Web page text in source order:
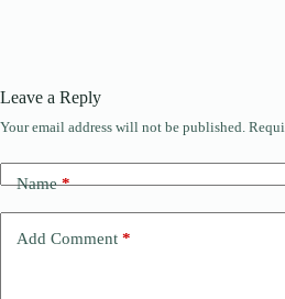
Leave a Reply
Your email address will not be published.
Name*
Add Comment *